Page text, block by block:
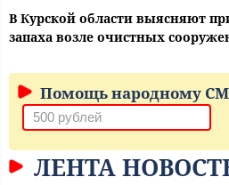
В Курской области выясняют
запаха возле очистных
Помощь народному
ЛЕНТА